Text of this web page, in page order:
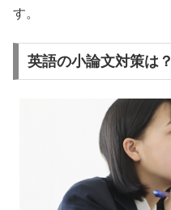
す。
英語の小論文対策は？